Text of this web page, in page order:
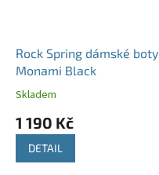
Rock Spring dámské boty
Monami Black
Skladem
1 190 Kč
DETAIL